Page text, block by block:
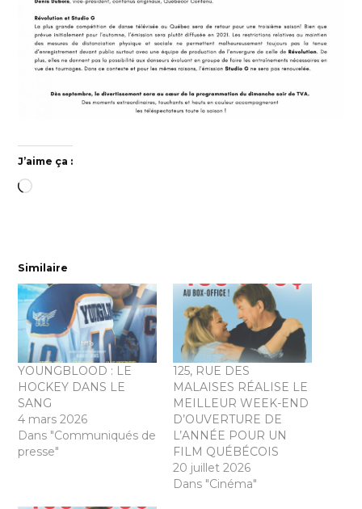
J’aime ça :
Chargement…
Similaire
YOUNGBLOOD : LE
HOCKEY DANS LE
SANG
4 mars 2026
Dans "Communiqués de
presse"
125, RUE DES
MALAISES RÉALISE LE
MEILLEUR WEEK-END
D’OUVERTURE DE
L’ANNÉE POUR UN
FILM QUÉBÉCOIS
20 juillet 2026
Dans "Cinéma"